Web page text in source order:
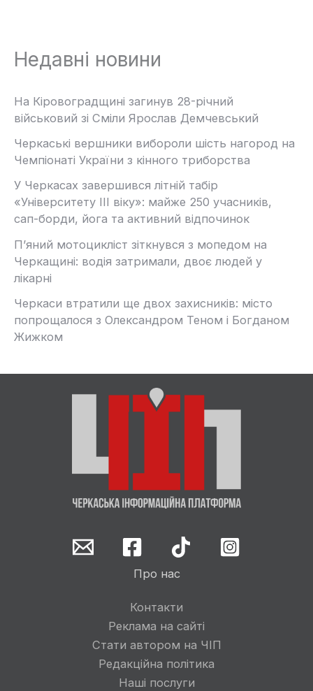
Недавні новини
На Кіровоградщині загинув 28-річний
військовий зі Сміли Ярослав Демчевський
Черкаські вершники вибороли шість нагород на
Чемпіонаті України з кінного триборства
У Черкасах завершився літній табір
«Університету ІІІ віку»: майже 250 учасників,
сап-борди, йога та активний відпочинок
П’яний мотоцикліст зіткнувся з мопедом на
Черкащині: водія затримали, двоє людей у
лікарні
Черкаси втратили ще двох захисників: місто
попрощалося з Олександром Теном і Богданом
Жижком
Про нас
Контакти
Реклама на сайті
Стати автором на ЧІП
Редакційна політика
Наші послуги